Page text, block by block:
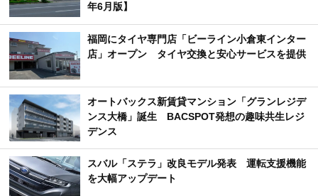
年6月版】
福岡にタイヤ専門店「ビーライン小倉東インター
店」オープン タイヤ交換と安心サービスを提供
オートバックス新賃貸マンション「グランレジデ
ンス大橋」誕生 BACSPOT発想の趣味共生レジ
デンス
スバル「ステラ」改良モデル発表 運転支援機能
を大幅アップデート